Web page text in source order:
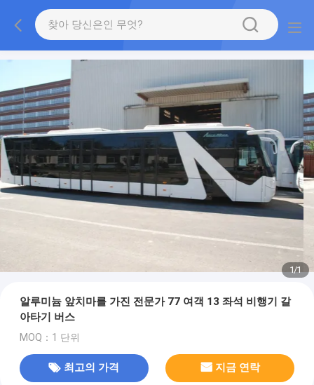
1/1
알루미늄 앞치마를 가진 전문가 77 여객 13 좌석 비행기 갈
아타기 버스
MOQ：1 단위
최고의 가격 지금 연락